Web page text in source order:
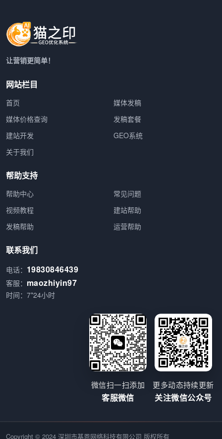
让营销更简单！
网站栏目
首页
媒体发稿
媒体价格查询
发稿套餐
建站开发
GEO系统
关于我们
帮助支持
帮助中心
常见问题
视频教程
建站帮助
发稿帮助
运营帮助
联系我们
电话： 19830846439
客服： maozhiyin97
时间：7*24小时
微信扫一扫添加
客服微信
更多动态持续更新
关注微信公众号
Copyright © 2024 深圳市基恩网络科技有限公司 版权所有